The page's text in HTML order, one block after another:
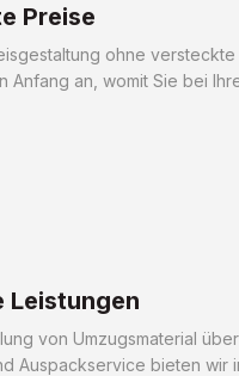
Preise
ohne versteckte
Anfang an, womit Sie bei
Leistungen
von Umzugsmaterial
Auspackservice bieten wir